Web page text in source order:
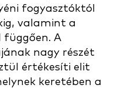
fogyasztóktól
valamint a
függően. A
nagy részét
értékesíti elit
keretében a